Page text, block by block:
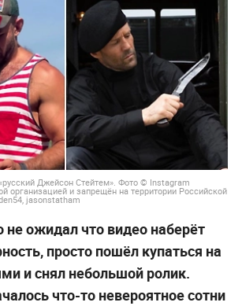
Джейсон Стейтем». Фото © Instagram
организацией и запрещён на территории Российской
jasonstatham
не ожидал что видео наберёт
просто пошёл купаться на
и снял небольшой ролик.
что-то невероятное сотни